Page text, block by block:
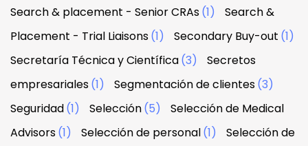
Search & placement - Senior CRAs(1)
Search &
Placement - Trial Liaisons(1) Secondary Buy-out (1)
Secretaría Técnica y Científica(3)
Secretos
empresariales(1) Segmentación de clientes(3)
Seguridad(1) Selección(5)
Selección de Medical
Advisors(1) Selección de personal(1)
Selección de